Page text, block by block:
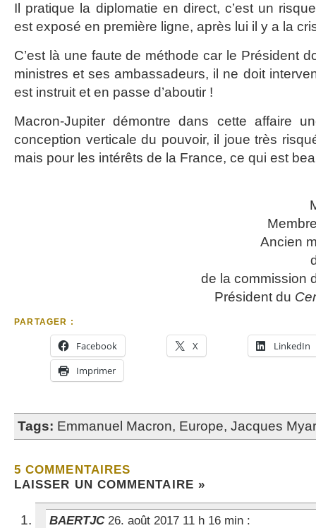
Il pratique la diplomatie en direct, c’est un
est exposé en première ligne, après lui il y a la
C’est là une faute de méthode car le Président
ministres et ses ambassadeurs, il ne doit
est instruit et en passe d’aboutir !
Macron-Jupiter démontre dans cette affaire
conception verticale du pouvoir, il joue très
mais pour les intérêts de la France, ce qui est
Ancien
de la commission
Président du
PARTAGER :
Facebook X
LinkedIn
Imprimer
Tags: Emmanuel Macron, Europe, Jacques
5 COMMENTAIRES
LAISSER UN COMMENTAIRE »
BAERTJC 26. août 2017 11 h 16 min :